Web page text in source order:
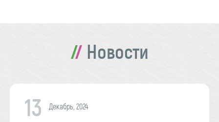
Новости
13 Декабрь, 2024